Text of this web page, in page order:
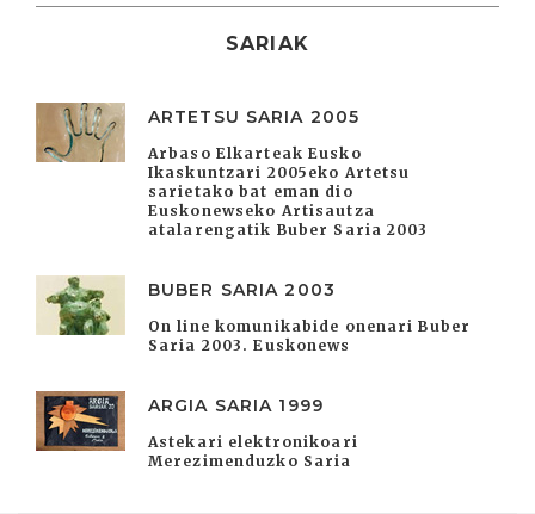
SARIAK
ARTETSU SARIA 2005
Arbaso Elkarteak Eusko
Ikaskuntzari 2005eko Artetsu
sarietako bat eman dio
Euskonewseko Artisautza
atalarengatik Buber Saria 2003
BUBER SARIA 2003
On line komunikabide onenari Buber
Saria 2003. Euskonews
ARGIA SARIA 1999
Astekari elektronikoari
Merezimenduzko Saria